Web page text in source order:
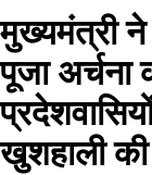
मुख्यमंत्री
पूजा
खुशहाली